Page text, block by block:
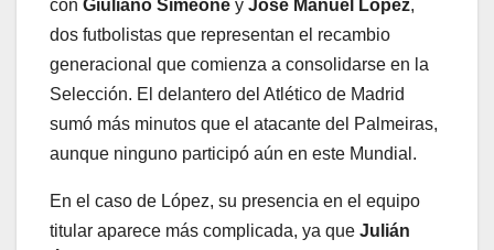
con Giuliano Simeone y José Manuel López,
dos futbolistas que representan el recambio
generacional que comienza a consolidarse en la
Selección. El delantero del Atlético de Madrid
sumó más minutos que el atacante del Palmeiras,
aunque ninguno participó aún en este Mundial.
En el caso de López, su presencia en el equipo
titular aparece más complicada, ya que Julián